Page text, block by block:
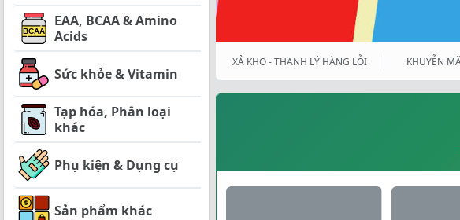
EAA, BCAA & Amino
Acids
Sức khỏe & Vitamin
Tạp hóa, Phân loại
khác
Phụ kiện & Dụng cụ
Sản phẩm khác
XẢ KHO - THANH LÝ HÀNG LỖI KHUYỄN